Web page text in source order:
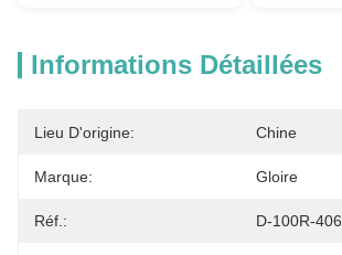
Informations Détaillées
Lieu D'origine: Chine
Marque: Gloire
Réf.: D-100R-406